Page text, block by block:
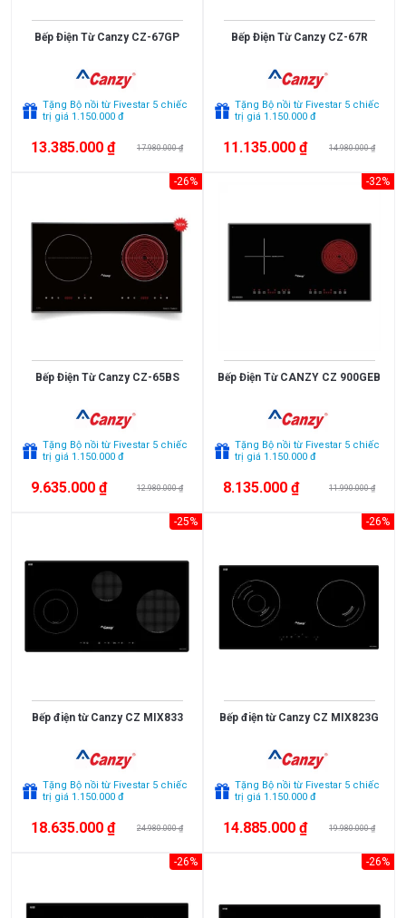
Bếp Điện Từ Canzy CZ-67GP
Tặng Bộ nồi từ Fivestar 5 chiếc
trị giá 1.150.000 đ
13.385.000 ₫ 17.980.000 ₫
Bếp Điện Từ Canzy CZ-67R
Tặng Bộ nồi từ Fivestar 5 chiếc
trị giá 1.150.000 đ
11.135.000 ₫ 14.980.000 ₫
-26%
Bếp Điện Từ Canzy CZ-65BS
Tặng Bộ nồi từ Fivestar 5 chiếc
trị giá 1.150.000 đ
9.635.000 ₫ 12.980.000 ₫
-32%
Bếp Điện Từ CANZY CZ 900GEB
Tặng Bộ nồi từ Fivestar 5 chiếc
trị giá 1.150.000 đ
8.135.000 ₫ 11.990.000 ₫
-25%
Bếp điện từ Canzy CZ MIX833
Tặng Bộ nồi từ Fivestar 5 chiếc
trị giá 1.150.000 đ
18.635.000 ₫ 24.980.000 ₫
-26%
Bếp điện từ Canzy CZ MIX823G
Tặng Bộ nồi từ Fivestar 5 chiếc
trị giá 1.150.000 đ
14.885.000 ₫ 19.980.000 ₫
-26% -26%